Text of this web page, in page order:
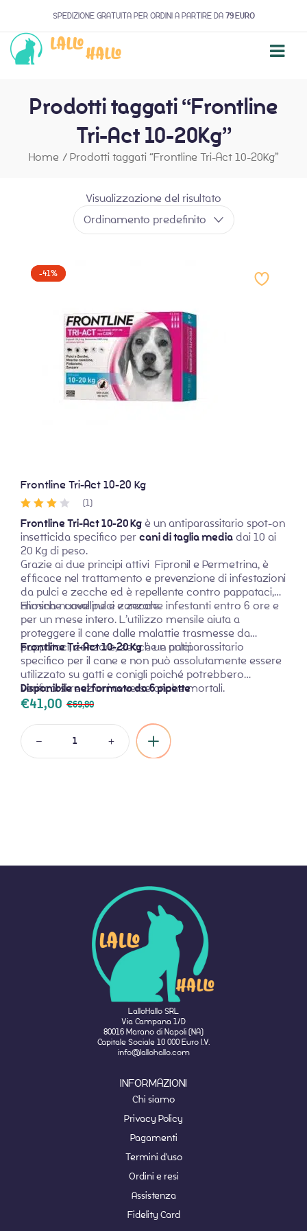
SPEDIZIONE GRATUITA PER ORDINI A PARTIRE DA 79 EURO
Prodotti taggati “Frontline
Tri-Act 10-20Kg”
Home / Prodotti taggati “Frontline Tri-Act 10-20Kg”
Visualizzazione del risultato
Ordinamento predefinito
-41%
-41%
Frontline Tri-Act 10-20 Kg
Valutato
4.00
su 5
(1)
Frontline Tri-Act 10-20 Kgè un antiparassitario spot-on
insetticida specifico percani di taglia mediadai 10 ai
20 Kg di peso.
Grazie ai due principi attivi Fipronil e Permetrina, è
efficace nel trattamento e prevenzione di infestazioni
da pulci e zecche ed è repellente contro pappataci,
mosche cavalline e zanzare.
Elimina nuove pulci e zecche infestanti entro 6 ore e
per un mese intero. L’utilizzo mensile aiuta a
proteggere il cane dalle malattie trasmesse da
pappataci, zanzare, zecche e pulci.
Frontline Tri-Act 10-20 Kgè un antiparassitario
specifico per il cane e non può assolutamente essere
utilizzato su gatti e conigli poiché potrebbero
verificarsi reazioni avverse anche mortali.
Disponibile nel formato da 6 pipette
€69,80
€41,00
LalloHallo SRL
Via Campana 1/D
80016 Marano di Napoli (NA)
Capitale Sociale 10 000 Euro I.V.
info@lallohallo.com
INFORMAZIONI
Chi siamo
Privacy Policy
Pagamenti
Termini d'uso
Ordini e resi
Assistenza
Fidelity Card